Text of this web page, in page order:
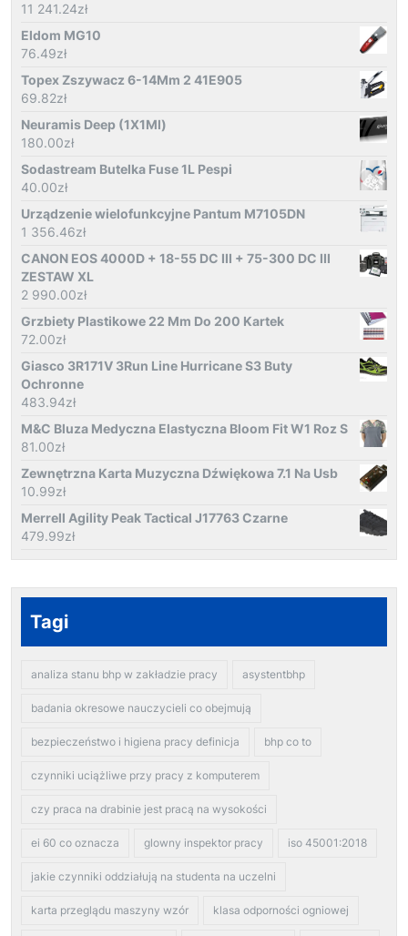
11 241.24zł
Eldom MG10
76.49zł
Topex Zszywacz 6-14Mm 2 41E905
69.82zł
Neuramis Deep (1X1Ml)
180.00zł
Sodastream Butelka Fuse 1L Pespi
40.00zł
Urządzenie wielofunkcyjne Pantum M7105DN
1 356.46zł
CANON EOS 4000D + 18-55 DC III + 75-300 DC III
ZESTAW XL
2 990.00zł
Grzbiety Plastikowe 22 Mm Do 200 Kartek
72.00zł
Giasco 3R171V 3Run Line Hurricane S3 Buty
Ochronne
483.94zł
M&C Bluza Medyczna Elastyczna Bloom Fit W1 Roz S
81.00zł
Zewnętrzna Karta Muzyczna Dźwiękowa 7.1 Na Usb
10.99zł
Merrell Agility Peak Tactical J17763 Czarne
479.99zł
Tagi
analiza stanu bhp w zakładzie pracy asystentbhp
badania okresowe nauczycieli co obejmują
bezpieczeństwo i higiena pracy definicja bhp co to
czynniki uciążliwe przy pracy z komputerem
czy praca na drabinie jest pracą na wysokości
ei 60 co oznacza glowny inspektor pracy iso 45001:2018
jakie czynniki oddziałują na studenta na uczelni
karta przeglądu maszyny wzór klasa odporności ogniowej